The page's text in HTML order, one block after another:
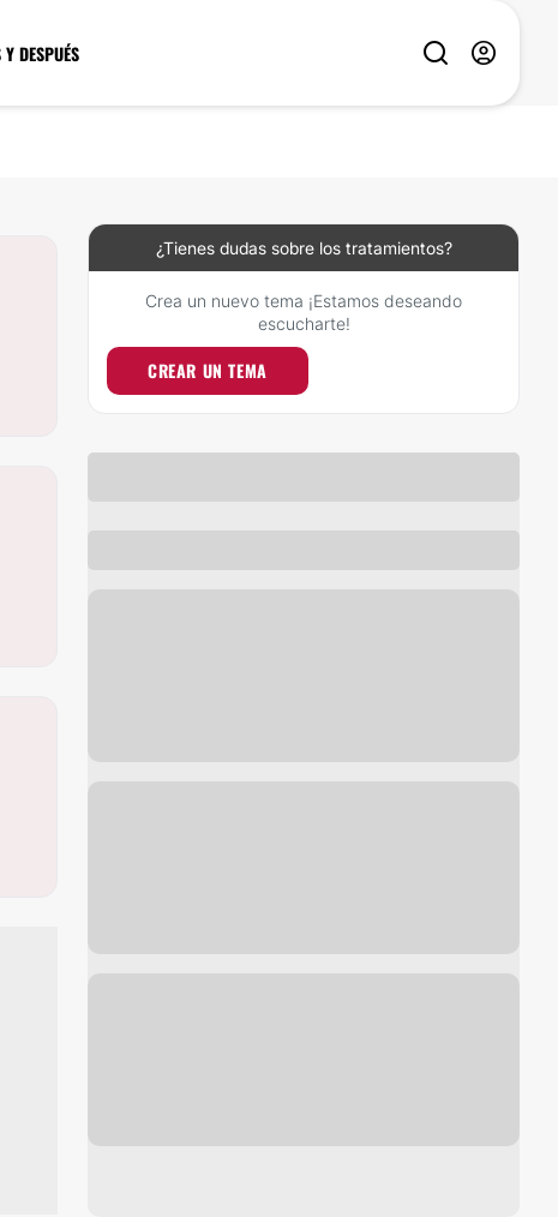
Y DESPUÉS
¿Tienes dudas sobre los tratamientos?
Crea un nuevo tema ¡Estamos deseando
escucharte!
CREAR UN TEMA